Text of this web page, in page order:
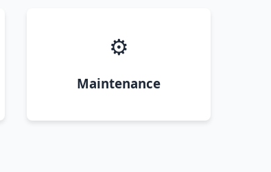
⚙️
Maintenance